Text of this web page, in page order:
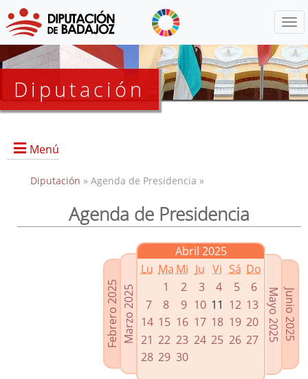
Diputación
Menú
Presidencia
Enlaces relacionados
Agenda de Presidencia
Plenos provinciales y Juntas de gobierno
Oficina de Proyectos Europeos
Diputación » Agenda de Presidencia »
Agenda de Presidencia
Febrero 2025Marzo 2025
Abril 2025
Lu Ma Mi Ju Vi Sá Do
1
2 3 4 5
6
7
8 9 10 11 12 13
14 15 16 17 18 19 20
21 22 23 24 25 26 27
28 29 30
Junio 2025
Mayo 2025